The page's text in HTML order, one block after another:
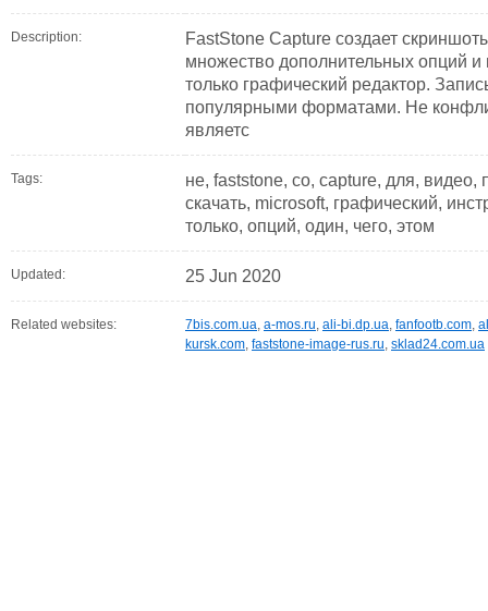
Description:
FastStone Capture создает
множество дополнительных опций и
только графический редактор.
популярными форматами. Не
являетс
Tags:
не, faststone, со, capture, для, видео,
скачать, microsoft, графический,
только, опций, один, чего, этом
Updated: 25 Jun 2020
Related websites: 7bis.com.ua, a-mos.ru, ali-bi.dp.ua, fanfootb.com,
kursk.com, faststone-image-rus.ru, sklad24.com.ua